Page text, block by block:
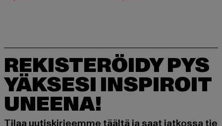
REKISTERÖIDY PYS
YÄKSESI INSPIROIT
UNEENA!